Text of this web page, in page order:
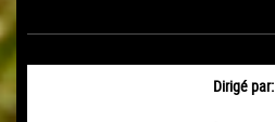
Dirigé par: